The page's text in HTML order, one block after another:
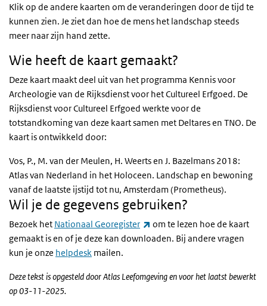
Klik op de andere kaarten om de veranderingen door de tijd te
kunnen zien. Je ziet dan hoe de mens het landschap steeds
meer naar zijn hand zette.
Wie heeft de kaart gemaakt?
Deze kaart maakt deel uit van het programma Kennis voor
Archeologie van de Rijksdienst voor het Cultureel Erfgoed. De
Rijksdienst voor Cultureel Erfgoed werkte voor de
totstandkoming van deze kaart samen met Deltares en TNO. De
kaart is ontwikkeld door:
Vos, P., M. van der Meulen, H. Weerts en J. Bazelmans 2018:
Atlas van Nederland in het Holoceen. Landschap en bewoning
vanaf de laatste ijstijd tot nu, Amsterdam (Prometheus).
Wil je de gegevens gebruiken?
Bezoek het Nationaal Georegister (externe link)
om te lezen hoe de kaart
gemaakt is en of je deze kan downloaden. Bij andere vragen
kun je onze helpdesk mailen.
Deze tekst is opgesteld door Atlas Leefomgeving en voor het laatst bewerkt
op 03-11-2025.